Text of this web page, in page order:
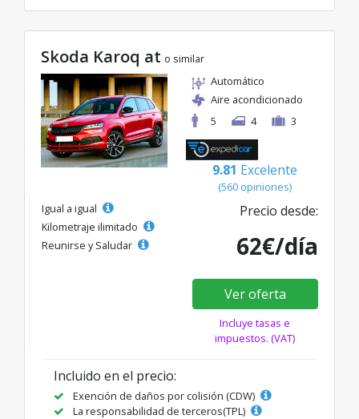
Skoda Karoq at o similar
Automático
Aire acondicionado
5
4 3
9.81 Excelente
(560 opiniones)
Igual a igual
Kilometraje ilimitado
Reunirse y Saludar
Precio desde:
62€/día
Ver oferta
Incluye tasas e
impuestos. (VAT)
Incluido en el precio:
Exención de daños por colisión (CDW)
La responsabilidad de terceros(TPL)